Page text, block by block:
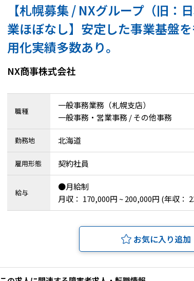
【札幌募集 / NXグループ（旧：
業ほぼなし】安定した事業基盤
用化実績多数あり。
NX商事株式会社
職種
一般事務業務（札幌支店）
一般事務・営業事務 / その他事務
勤務地 北海道
雇用形態 契約社員
給与
●月給制
月収： 170,000円 ~ 200,000円 (年収：
お気に入り追加